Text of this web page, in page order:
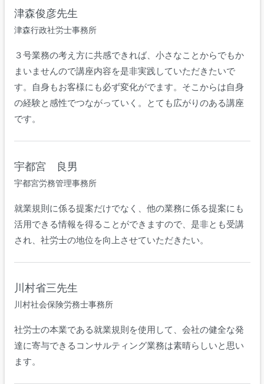
津森俊彦先生
津森行政社労士事務所
３号業務の考え方に共感できれば、小さなことからでもか
まいませんので講座内容を是非実践していただきたいで
す。自身もお客様にも必ず変化がでます。そこからは自身
の経験と感性でつながっていく。とても広がりのある講座
です。
宇都宮 良男
宇都宮労務管理事務所
就業規則に係る提案だけでなく、他の業務に係る提案にも
活用できる情報を得ることができますので、是非とも受講
され、社労士の地位を向上させていただきたい。
川村省三先生
川村社会保険労務士事務所
社労士の本業である就業規則を使用して、会社の健全な発
達に寄与できるコンサルティング業務は素晴らしいと思い
ます。